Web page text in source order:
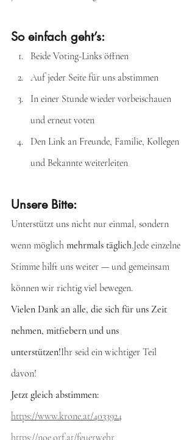
So einfach geht’s:
Beide Voting-Links öffnen
Auf jeder Seite für uns abstimmen
In einer Stunde wieder vorbeischauen
und erneut voten
Den Link an Freunde, Familie, Kollegen
und Bekannte weiterleiten
Unsere Bitte:
Unterstützt uns nicht nur einmal, sondern
wenn möglich mehrmals täglich.Jede einzelne
Stimme hilft uns weiter — und gemeinsam
können wir richtig viel bewegen.
Vielen Dank an alle, die sich für uns Zeit
nehmen, mitfiebern und uns
unterstützen!Ihr seid ein wichtiger Teil
davon!
Jetzt gleich abstimmen:
https://www.krone.at/4033924
https://noe.orf.at/feuerwehr